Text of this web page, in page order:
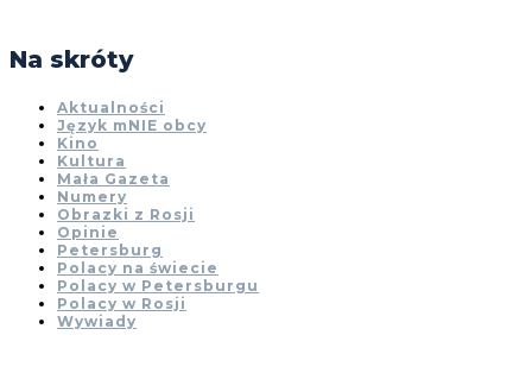
Na skróty
Aktualności
Język mNIE obcy
Kino
Kultura
Mała Gazeta
Numery
Obrazki z Rosji
Opinie
Petersburg
Polacy na świecie
Polacy w Petersburgu
Polacy w Rosji
Wywiady